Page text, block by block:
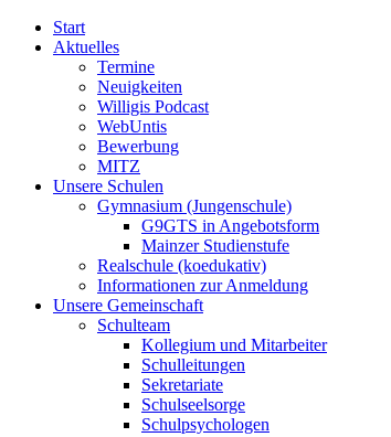
Start
Aktuelles
Termine
Neuigkeiten
Willigis Podcast
WebUntis
Bewerbung
MITZ
Unsere Schulen
Gymnasium (Jungenschule)
G9GTS in Angebotsform
Mainzer Studienstufe
Realschule (koedukativ)
Informationen zur Anmeldung
Unsere Gemeinschaft
Schulteam
Kollegium und Mitarbeiter
Schulleitungen
Sekretariate
Schulseelsorge
Schulpsychologen